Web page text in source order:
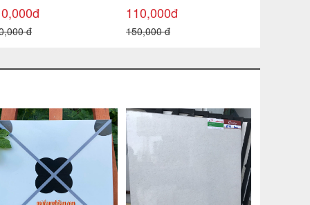
đ
110,000đ
150,000 đ